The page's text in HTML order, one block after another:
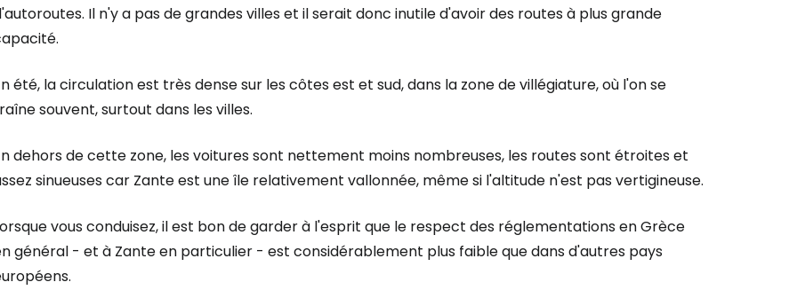
Il n'y a pas de grandes villes et il serait donc inutile d'avoir des routes à plus grande
été, la circulation est très dense sur les côtes est et sud, dans la zone de villégiature, où l'on se
souvent, surtout dans les villes.
dehors de cette zone, les voitures sont nettement moins nombreuses, les routes sont étroites et
sinueuses car Zante est une île relativement vallonnée, même si l'altitude n'est pas vertigineuse.
vous conduisez, il est bon de garder à l'esprit que le respect des réglementations en Grèce
général - et à Zante en particulier - est considérablement plus faible que dans d'autres pays